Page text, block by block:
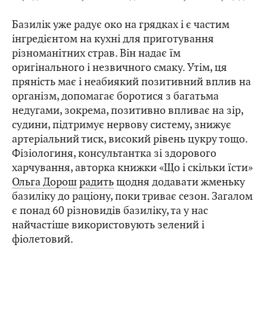
Базилік уже радує око на грядках і є частим
інгредієнтом на кухні для приготування
різноманітних страв. Він надає їм
оригінального і незвичного смаку. Утім, ця
пряність має і неабиякий позитивний вплив на
організм, допомагає боротися з багатьма
недугами, зокрема, позитивно впливає на зір,
судини, підтримує нервову систему, знижує
артеріальний тиск, високий рівень цукру тощо.
Фізіологиня, консультантка зі здорового
харчування, авторка книжки «Що і скільки їсти»
Ольга Дорошрадитьщодня додавати жменьку
базиліку до раціону, поки триває сезон. Загалом
є понад 60 різновидів базиліку, та у нас
найчастіше використовують зелений і
фіолетовий.